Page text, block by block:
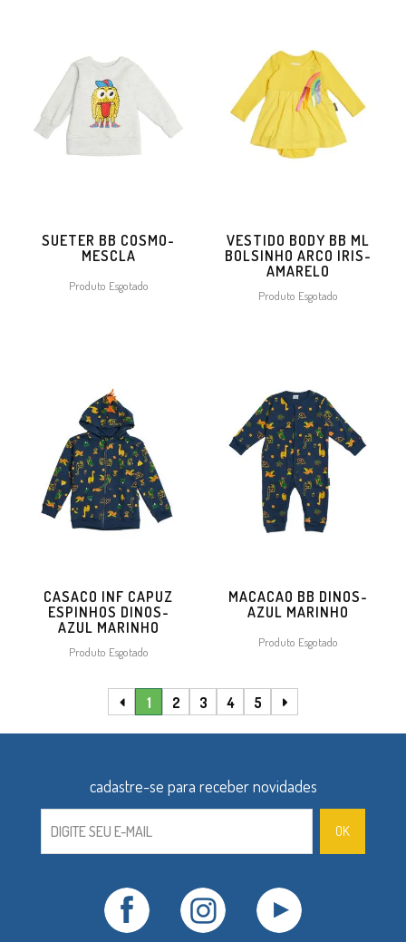
SUETER BB COSMO-
MESCLA
Produto Esgotado
VESTIDO BODY BB ML
BOLSINHO ARCO IRIS-
AMARELO
Produto Esgotado
CASACO INF CAPUZ
ESPINHOS DINOS-
AZUL MARINHO
Produto Esgotado
MACACAO BB DINOS-
AZUL MARINHO
Produto Esgotado
1 2 3 4 5